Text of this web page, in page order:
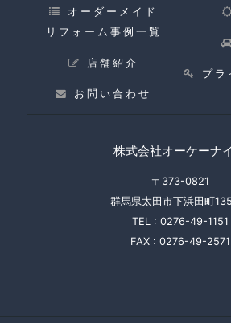
オーダーメイド
リフォーム事例一覧
店舗紹介
お問い合わせ
プラ
株式会社オーケーナ
〒373-0821
群馬県太田市下浜田町
TEL : 0276-49-1151
FAX : 0276-49-2571